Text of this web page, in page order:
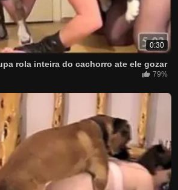
0:30
rola inteira do cachorro ate ele gozar
79%